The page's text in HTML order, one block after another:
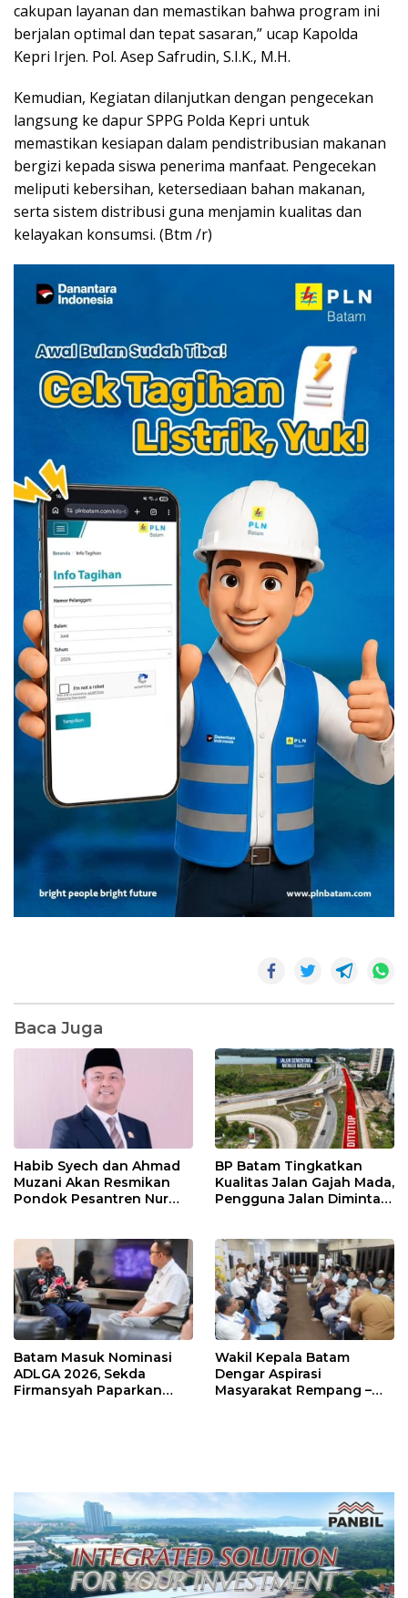
cakupan layanan dan memastikan bahwa program ini
berjalan optimal dan tepat sasaran,” ucap Kapolda
Kepri Irjen. Pol. Asep Safrudin, S.I.K., M.H.
Kemudian, Kegiatan dilanjutkan dengan pengecekan
langsung ke dapur SPPG Polda Kepri untuk
memastikan kesiapan dalam pendistribusian makanan
bergizi kepada siswa penerima manfaat. Pengecekan
meliputi kebersihan, ketersediaan bahan makanan,
serta sistem distribusi guna menjamin kualitas dan
kelayakan konsumsi. (Btm /r)
Baca Juga
Habib Syech dan Ahmad
Muzani Akan Resmikan
Pondok Pesantren Nur
BP Batam Tingkatkan
Kualitas Jalan Gajah Mada,
Pengguna Jalan Diminta
Batam Masuk Nominasi
ADLGA 2026, Sekda
Firmansyah Paparkan
Wakil Kepala Batam
Dengar Aspirasi
Masyarakat Rempang –